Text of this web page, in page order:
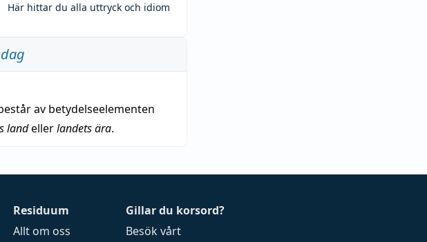
Här hittar du alla uttryck och idiom
av betydelseelementen
landellerlandets ära.
Residuum
Allt om oss
Gillar du korsord?
Besök vårt